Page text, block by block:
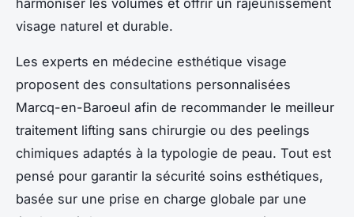
visage naturel et durable.
Les experts en médecine esthétique visage
proposent des consultations personnalisées
Marcq-en-Baroeul afin de recommander le meilleur
traitement lifting sans chirurgie ou des peelings
chimiques adaptés à la typologie de peau. Tout est
pensé pour garantir la sécurité soins esthétiques,
basée sur une prise en charge globale par une